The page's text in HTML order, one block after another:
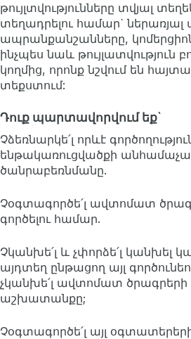
թույլտվությունները տվյալ
տեղադրելու համար`
ապրանքանշանները,
ինչպես նաև թույլատվություն
կողմից, որոնք նշվում են
տեքստում:
Դուք պարտավորվում եք`
Չձեռնարկե՛լ որևէ
ենթակառուցվածքի
ծանրաբեռնմանը.
Չօգտագործե՛լ ավտոմատ
գործելու համար.
Չկանխե՛լ և չփորձե՛լ կանխել
այդտեղ ընթացող այլ
չկանխե՛լ ավտոմատ ծրագրերի
աշխատանքը;
Չօգտագործե՛լ այլ